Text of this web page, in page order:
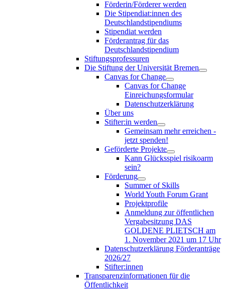
Förderin/Förderer werden
Die Stipendiat:innen des
Deutschlandstipendiums
Stipendiat werden
Förderantrag für das
Deutschlandstipendium
Stiftungsprofessuren
Die Stiftung der Universität Bremen
Canvas for Change
Canvas for Change
Einreichungsformular
Datenschutzerklärung
Über uns
Stifter:in werden
Gemeinsam mehr erreichen -
jetzt spenden!
Geförderte Projekte
Kann Glücksspiel risikoarm
sein?
Förderung
Summer of Skills
World Youth Forum Grant
Projektprofile
Anmeldung zur öffentlichen
Vergabesitzung DAS
GOLDENE PLIETSCH am
1. November 2021 um 17 Uhr
Datenschutzerklärung Förderanträge
2026/27
Stifter:innen
Transparenzinformationen für die
Öffentlichkeit